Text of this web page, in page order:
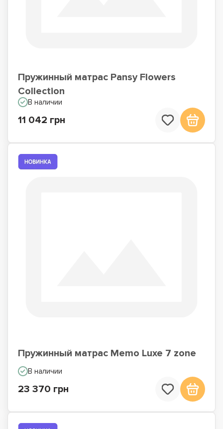
Пружинный матрас Pansy Flowers
Collection
В наличии
11 042 грн
Пружинный матрас Memo Luxe 7 zone
В наличии
23 370 грн